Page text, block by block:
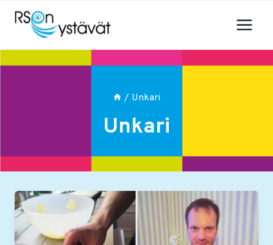
Siirry
sisältöön
/ Unkari
Unkari